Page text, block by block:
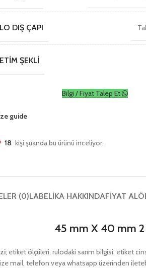
DIŞ ÇAPI
ŞEKLI
Bilgi / Fiyat Talep Et
guide
18 kişi şuanda bu ürünü inceliyor.
(0)LABELIKA HAKKINDAFIYAT AL
45 mm X 40 mm 2
; etiket ölçüleri, rulodaki sarım bilgisi, etiket
mail, telefon veya whatsapp üzerinden